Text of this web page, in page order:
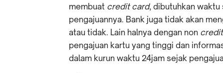
membuat credit card, dibutuhkan
pengajuannya. Bank juga tidak akan
atau tidak. Lain halnya dengan non
pengajuan kartu yang tinggi dan
dalam kurun waktu 24jam sejak